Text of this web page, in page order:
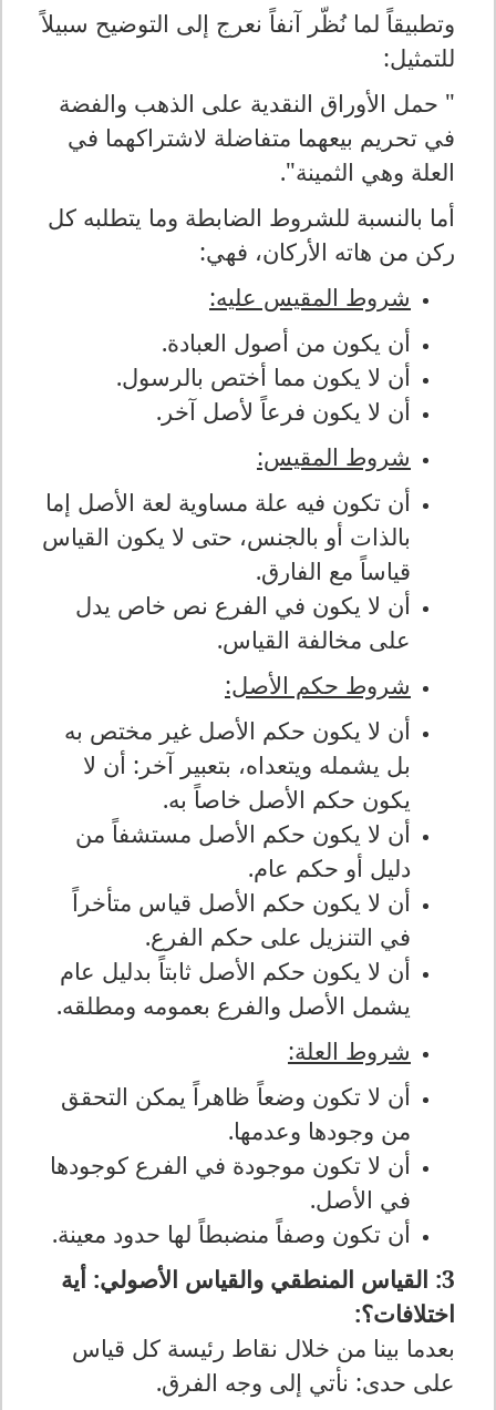
وتطبيقاً لما نُظّر آنفاً نعرج إلى التوضيح سبيلاً
للتمثيل:
" حمل الأوراق النقدية على الذهب والفضة
في تحريم بيعهما متفاضلة لاشتراكهما في
العلة وهي الثمينة".
أما بالنسبة للشروط الضابطة وما يتطلبه كل
ركن من هاته الأركان، فهي:
شروط المقيس عليه:
أن يكون من أصول العبادة.
أن لا يكون مما أختص بالرسول.
أن لا يكون فرعاً لأصل آخر.
شروط المقيس:
أن تكون فيه علة مساوية لعة الأصل إما
بالذات أو بالجنس، حتى لا يكون القياس
قياساً مع الفارق.
أن لا يكون في الفرع نص خاص يدل
على مخالفة القياس.
شروط حكم الأصل:
أن لا يكون حكم الأصل غير مختص به
بل يشمله ويتعداه، بتعبير آخر: أن لا
يكون حكم الأصل خاصاً به.
أن لا يكون حكم الأصل مستشفاً من
دليل أو حكم عام.
أن لا يكون حكم الأصل قياس متأخراً
في التنزيل على حكم الفرع.
أن لا يكون حكم الأصل ثابتاً بدليل عام
يشمل الأصل والفرع بعمومه ومطلقه.
شروط العلة:
أن لا تكون وضعاً ظاهراً يمكن التحقق
من وجودها وعدمها.
أن لا تكون موجودة في الفرع كوجودها
في الأصل.
أن تكون وصفاً منضبطاً لها حدود معينة.
3: القياس المنطقي والقياس الأصولي: أية
اختلافات؟:
بعدما بينا من خلال نقاط رئيسة كل قياس
على حدى: نأتي إلى وجه الفرق.